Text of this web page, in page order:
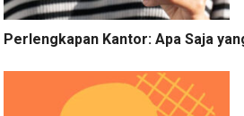
Perlengkapan Kantor: Apa Saja